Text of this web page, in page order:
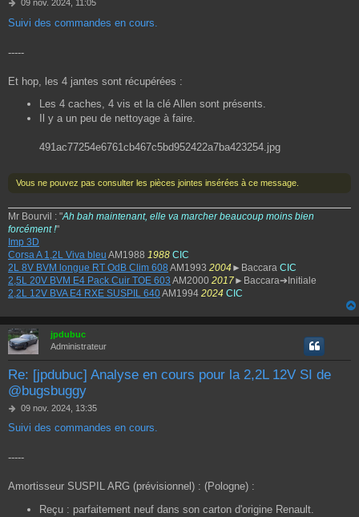
s
09 nov. 2024, 11:05
Suivi des commandes en cours.
-----
Et hop, les 4 jantes sont récupérées :
Les 4 caches, 4 vis et la clé Allen sont présents.
Il y a un peu de nettoyage à faire.
491ac77254e6761cb467c5bd952422a7ba423254.jpg
Vous ne pouvez pas consulter les pièces jointes insérées à ce message.
Mr Bourvil : "Ah bah maintenant, elle va marcher beaucoup moins bien
forcément !"
Imp 3D
Corsa A 1,2L Viva bleu AM1988 1988 CIC
2L 8V BVM longue RT OdB Clim 608 AM1993 2004 ►Baccara CIC
2,5L 20V BVM E4 Pack Cuir TOE 603 AM2000 2017►Baccara➔Initiale
2,2L 12V BVA E4 RXE SUSPIL 640AM1994 2024 CIC
jpdubuc
Administrateur
Re: [jpdubuc] Analyse en cours pour la 2,2L 12V SI de
@bugsbuggy
M
s
09 nov. 2024, 13:35
Suivi des commandes en cours.
-----
Amortisseur SUSPIL ARG (prévisionnel) : (Pologne) :
Reçu : parfaitement neuf dans son carton d'origine Renault.